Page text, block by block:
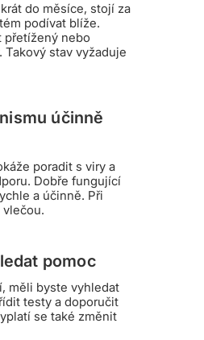
do měsíce, stojí za
podívat blíže.
přetížený nebo
stav vyžaduje
účinně
poradit s viry a
Dobře fungující
a účinně. Při
pomoc
měli byste vyhledat
testy a doporučit
se také změnit